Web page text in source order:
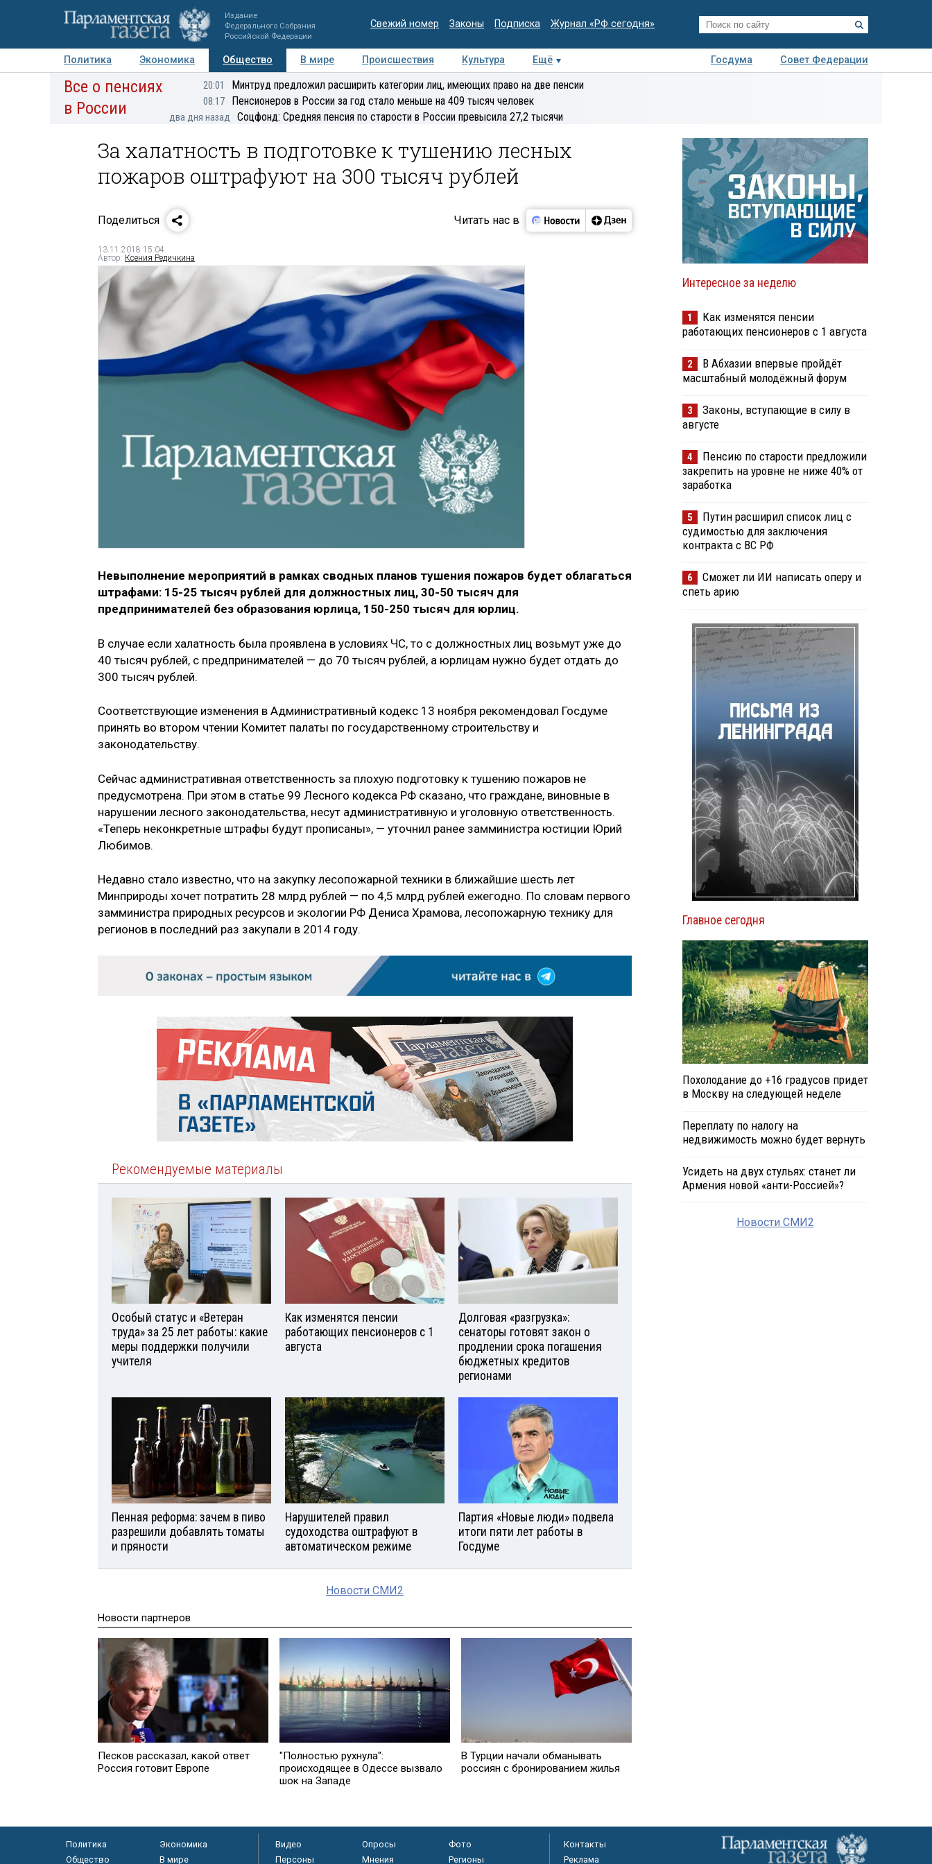
Издание
Федерального Собрания
Российской Федерации
Свежий номер Законы Подписка Журнал «РФ сегодня»
Политика Экономика Общество В мире Происшествия Культура Ещё Госдума
Совет Федерации
Авторы Персоны Мнения Регионы Медиацентр Интервью Колумнисты
Деловая
Все о пенсиях
в России
20:01 Минтруд предложил расширить категории лиц, имеющих право на две пенсии
08:17 Пенсионеров в России за год стало меньше на 409 тысяч человек
два дня назад Соцфонд: Средняя пенсия по старости в России превысила 27,2 тысячи
За халатность в подготовке к тушению лесных
пожаров оштрафуют на 300 тысяч рублей
Поделиться Читать нас в
13.11.2018 15:04
Автор: Ксения Редичкина
Невыполнение мероприятий в рамках сводных планов тушения пожаров будет облагаться
штрафами: 15-25 тысяч рублей для должностных лиц, 30-50 тысяч для
предпринимателей без образования юрлица, 150-250 тысяч для юрлиц.
В случае если халатность была проявлена в условиях ЧС, то с должностных лиц возьмут уже до
40 тысяч рублей, с предпринимателей — до 70 тысяч рублей, а юрлицам нужно будет отдать до
300 тысяч рублей.
Соответствующие изменения в Административный кодекс 13 ноября рекомендовал Госдуме
принять во втором чтении Комитет палаты по государственному строительству и
законодательству.
Сейчас административная ответственность за плохую подготовку к тушению пожаров не
предусмотрена. При этом в статье 99 Лесного кодекса РФ сказано, что граждане, виновные в
нарушении лесного законодательства, несут административную и уголовную ответственность.
«Теперь неконкретные штрафы будут прописаны», — уточнил ранее замминистра юстиции Юрий
Любимов.
Недавно стало известно, что на закупку лесопожарной техники в ближайшие шесть лет
Минприроды хочет потратить 28 млрд рублей — по 4,5 млрд рублей ежегодно. По словам первого
замминистра природных ресурсов и экологии РФ Дениса Храмова, лесопожарную технику для
регионов в последний раз закупали в 2014 году.
Рекомендуемые материалы
Особый статус и «Ветеран
труда» за 25 лет работы: какие
меры поддержки получили
учителя
Как изменятся пенсии
работающих пенсионеров с 1
августа
Долговая «разгрузка»:
сенаторы готовят закон о
продлении срока погашения
бюджетных кредитов
регионами
Пенная реформа: зачем в пиво
разрешили добавлять томаты
и пряности
Нарушителей правил
судоходства оштрафуют в
автоматическом режиме
Партия «Новые люди» подвела
итоги пяти лет работы в
Госдуме
Новости СМИ2
Новости партнеров
Песков рассказал, какой ответ
Россия готовит Европе
"Полностью рухнула":
происходящее в Одессе вызвало
шок на Западе
В Турции начали обманывать
россиян с бронированием жилья
Интересное за неделю
1
Как изменятся пенсии
работающих пенсионеров с 1 августа
2
В Абхазии впервые пройдёт
масштабный молодёжный форум
3
Законы, вступающие в силу в
августе
4
Пенсию по старости предложили
закрепить на уровне не ниже 40% от
заработка
5
Путин расширил список лиц с
судимостью для заключения
контракта с ВС РФ
6
Сможет ли ИИ написать оперу и
спеть арию
Главное сегодня
Похолодание до +16 градусов придет
в Москву на следующей неделе
Переплату по налогу на
недвижимость можно будет вернуть
Усидеть на двух стульях: станет ли
Армения новой «анти-Россией»?
Новости СМИ2
Политика
Экономика
Общество
В мире
Видео Опросы
Фото
Персоны
Мнения Регионы
Контакты
Реклама